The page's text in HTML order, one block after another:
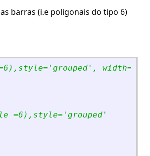
barras (i.e poligonais do tipo 6)
' grouped ' ,
=6),style= ' grouped '